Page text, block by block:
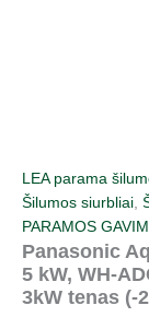
LEA parama
Šilumos siurbliai,
PARAMOS
Panasonic
5 kW, WH-
3kW tenas (-